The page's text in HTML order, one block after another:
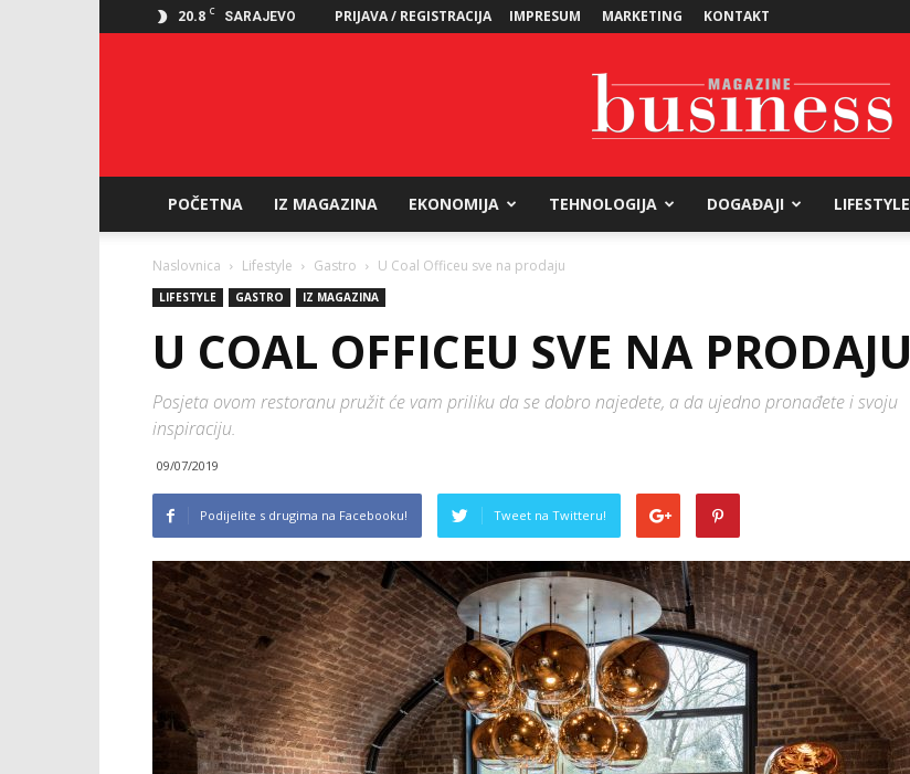
20.8 C SARAJEVO PRIJAVA / REGISTRACIJA IMPRESUM MARKETING KONTAKT
Magazine
POČETNA IZ MAGAZINA EKONOMIJA TEHNOLOGIJA DOGAĐAJI LIFESTYLE
Naslovnica Lifestyle Gastro U Coal Officeu sve na prodaju
LIFESTYLE GASTRO IZ MAGAZINA
U COAL OFFICEU SVE NA PRODAJU
Posjeta ovom restoranu pružit će vam priliku da se dobro najedete, a da ujedno pronađete i svoju
inspiraciju.
09/07/2019
Podijelite s drugima na Facebooku! Tweet na Twitteru!